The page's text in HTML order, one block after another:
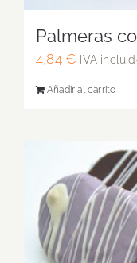
Palmeras
4,84 € IVA
Añadir al carrito